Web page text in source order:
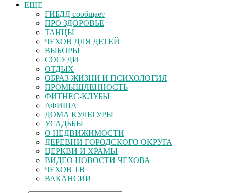
ЕЩЕ
ГИБДД сообщает
ПРО ЗДОРОВЬЕ
ТАНЦЫ
ЧЕХОВ ДЛЯ ДЕТЕЙ
ВЫБОРЫ
СОСЕДИ
ОТДЫХ
ОБРАЗ ЖИЗНИ И ПСИХОЛОГИЯ
ПРОМЫШЛЕННОСТЬ
ФИТНЕС-КЛУБЫ
АФИША
ДОМА КУЛЬТУРЫ
УСАДЬБЫ
О НЕДВИЖИМОСТИ
ДЕРЕВНИ ГОРОДСКОГО ОКРУГА
ЦЕРКВИ И ХРАМЫ
ВИДЕО НОВОСТИ ЧЕХОВА
ЧЕХОВ ТВ
ВАКАНСИИ